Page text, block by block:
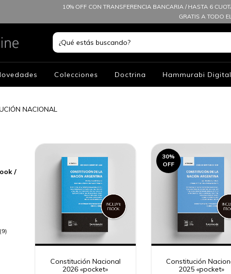
10% OFF CON TRANSFERENCIA BANCARIA / HASTA 6
GRATIS A TODO
Colecciones Doctrina Hammurabi Digital
NACIONAL
/
Constitución Nacional
2026 «pocket»
30%
OFF
Constitución
2025 «pocket»